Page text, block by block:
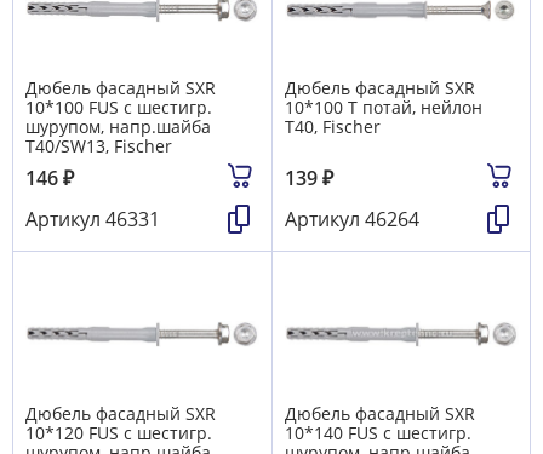
Дюбель фасадный SXR
10*100 FUS с шестигр.
шурупом, напр.шайба
T40/SW13, Fischer
146₽
Артикул 46331
Дюбель фасадный SXR
10*100 T потай, нейлон
T40, Fischer
139₽
Артикул 46264
Дюбель фасадный SXR
10*120 FUS с шестигр.
Дюбель фасадный SXR
10*140 FUS с шестигр.